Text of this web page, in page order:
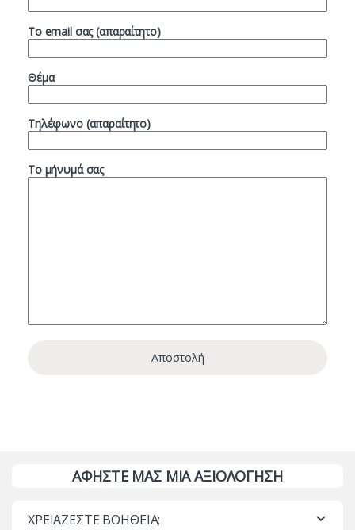
Το email σας (απαραίτητο)
Θέμα
Τηλέφωνο (απαραίτητο)
Το μήνυμά σας
ΑΦΗΣΤΕ ΜΑΣ ΜΙΑ ΑΞΙΟΛΟΓΗΣΗ
ΧΡΕΙΑΖΕΣΤΕ ΒΟΗΘΕΙΑ;